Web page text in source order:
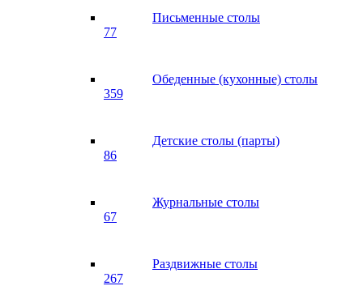
Письменные столы
77
Обеденные (кухонные) столы
359
Детские столы (парты)
86
Журнальные столы
67
Раздвижные столы
267